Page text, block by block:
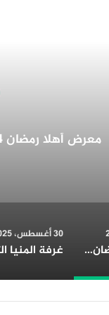
غرفة المنيا التجارية تُهنئ الرئيس السيسي بمناسبة الولاية الجديدة
23 أغسطس، 2025